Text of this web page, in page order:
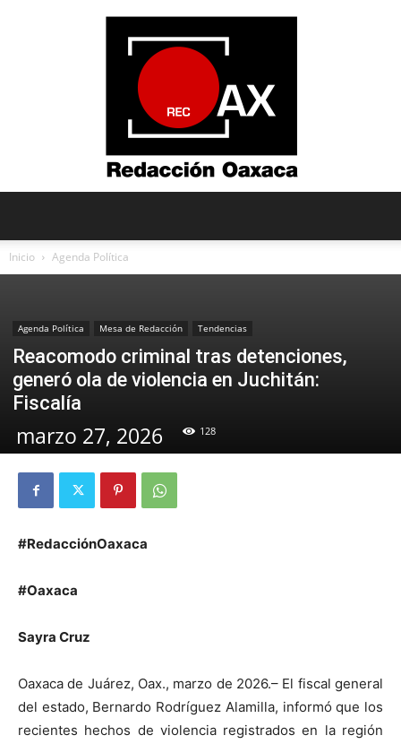
Inicio Agenda Política
Agenda Política Mesa de Redacción Tendencias
Reacomodo criminal tras detenciones,
generó ola de violencia en Juchitán:
Fiscalía
marzo 27, 2026 128
#RedacciónOaxaca
#Oaxaca
Sayra Cruz
Oaxaca de Juárez, Oax., marzo de 2026.– El fiscal general
del estado, Bernardo Rodríguez Alamilla, informó que los
recientes hechos de violencia registrados en la región